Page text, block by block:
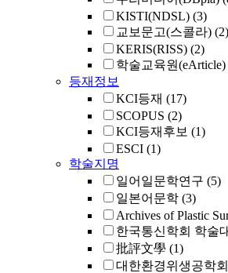
KISTI(NDSL) (3)
교보문고(스콜라) (2)
KERIS(RISS) (2)
학술교육원(eArticle)
등재정보
KCI등재 (17)
SCOPUS (2)
KCI등재후보 (1)
ESCI (1)
학술지명
일어일문학연구 (5)
일본어문학 (3)
Archives of Plastic
한국통신학회 학술
批評文學 (1)
대한환경위생공학회